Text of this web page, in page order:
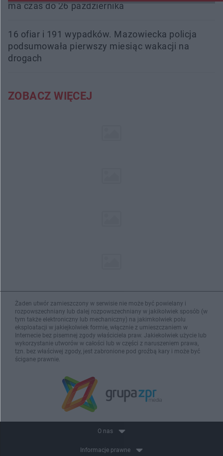
ma czas do 26 października
16 ofiar i 191 wypadków. Mazowiecka policja
podsumowała pierwszy miesiąc wakacji na
drogach
ZOBACZ WIĘCEJ
Żaden utwór zamieszczony w serwisie nie może być powielany i
rozpowszechniany lub dalej rozpowszechniany w jakikolwiek sposób (w
tym także elektroniczny lub mechaniczny) na jakimkolwiek polu
eksploatacji w jakiejkolwiek formie, włącznie z umieszczaniem w
Internecie bez pisemnej zgody właściciela praw. Jakiekolwiek użycie lub
wykorzystanie utworów w całości lub w części z naruszeniem prawa,
tzn. bez właściwej zgody, jest zabronione pod groźbą kary i może być
ścigane prawnie.
O nas
Informacje prawne